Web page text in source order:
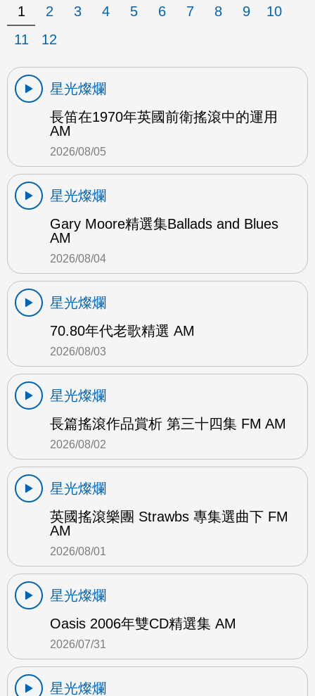
1 2 3 4 5 6 7 8 9
10
11
12
星光燦爛
長笛在1970年英國前衛搖滾中的運用
AM
2026/08/05
星光燦爛
Gary Moore精選集Ballads and Blues
AM
2026/08/04
星光燦爛
70.80年代老歌精選 AM
2026/08/03
星光燦爛
長篇搖滾作品賞析 第三十四集 FM AM
2026/08/02
星光燦爛
英國搖滾樂團 Strawbs 專集選曲下 FM
AM
2026/08/01
星光燦爛
Oasis 2006年雙CD精選集 AM
2026/07/31
星光燦爛